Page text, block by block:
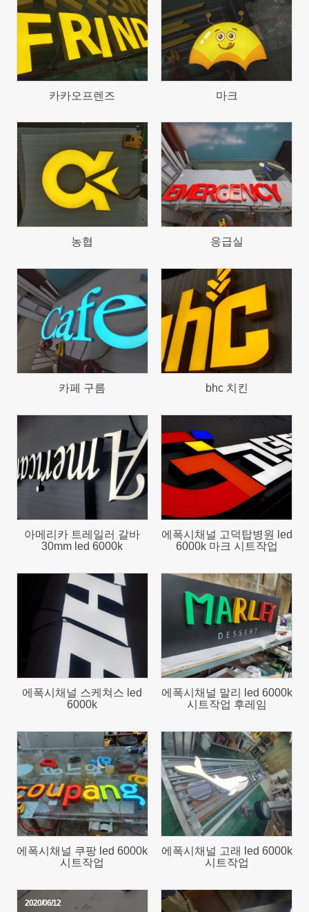
651
카카오프렌즈
2032
마크
637
농협
624
응급실
724
카페 구름
678
bhc 치킨
744
아메리카 트레일러 갈바
30mm led 6000k
897
에폭시채널 고덕탑병원 led
6000k 마크 시트작업
에폭시채널 스케쳐스 led
6000k
794
에폭시채널 말리 led 6000k
시트작업 후레임
926
에폭시채널 쿠팡 led 6000k
시트작업
833
에폭시채널 고래 led 6000k
시트작업
2020/06/12